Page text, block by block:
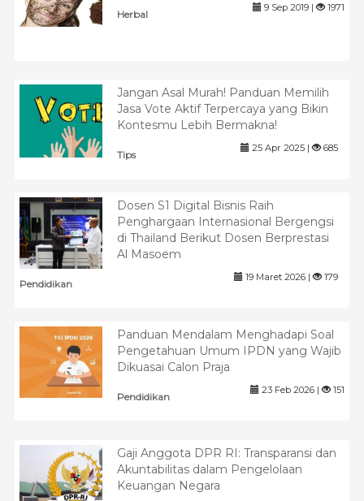
Herbal
9 Sep 2019 | 1971
Jangan Asal Murah! Panduan Memilih
Jasa Vote Aktif Terpercaya yang Bikin
Kontesmu Lebih Bermakna!
Tips
25 Apr 2025 | 685
Dosen S1 Digital Bisnis Raih
Penghargaan Internasional Bergengsi
di Thailand Berikut Dosen Berprestasi
Al Masoem
Pendidikan
19 Maret 2026 | 179
Panduan Mendalam Menghadapi Soal
Pengetahuan Umum IPDN yang Wajib
Dikuasai Calon Praja
Pendidikan
23 Feb 2026 | 151
Gaji Anggota DPR RI: Transparansi dan
Akuntabilitas dalam Pengelolaan
Keuangan Negara